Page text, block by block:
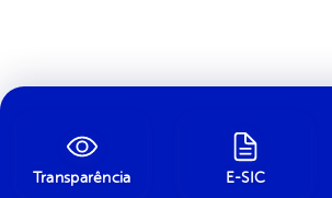
Transparência E-SIC